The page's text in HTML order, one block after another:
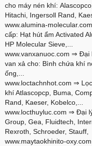
cho máy nén khí:
Hitachi, Ingersoll Rand,
www.alumina-molecular.com
cấp: Hạt hút ẩm Activated
HP Molecular Sieve,...
www.vanxanuoc.com ⇒ Đại
van xả cho: Bình chứa khí
ống,...
www.loctachnhot.com ⇒
khí Atlascopcp, Buma,
Rand, Kaeser, Kobelco,...
www.locthuyluc.com ⇒ Đại
Group, Gea, Fluidtech,
Rexroth, Schroeder, Stauff,
www.maytaokhinito-oxy.com